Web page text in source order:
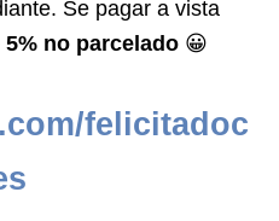
Se pagar a vista
5% no parcelado 😀
felicitadoc